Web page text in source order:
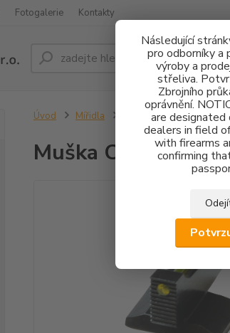
Následující
pro odborníky
výroby a
střeliva.
Zbrojního
oprávnění.
are
dealers in field
with firearms
confirming
Fotogalerie Kontakty
Úvod Mířidla Muška Colt FO 1mm
Muška Colt FO